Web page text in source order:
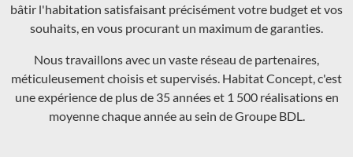
bâtir l'habitation satisfaisant précisément votre budget et vos
souhaits, en vous procurant un maximum de garanties.
Nous travaillons avec un vaste réseau de partenaires,
méticuleusement choisis et supervisés. Habitat Concept, c'est
une expérience de plus de 35 années et 1 500 réalisations en
moyenne chaque année au sein de Groupe BDL.